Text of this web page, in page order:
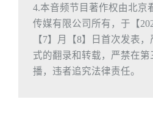
4.本音频节目著作权由北京
传媒有限公司所有，于【
【7】月【8】日首次发表
式的翻录和转载，严禁在第
播，违者追究法律责任。